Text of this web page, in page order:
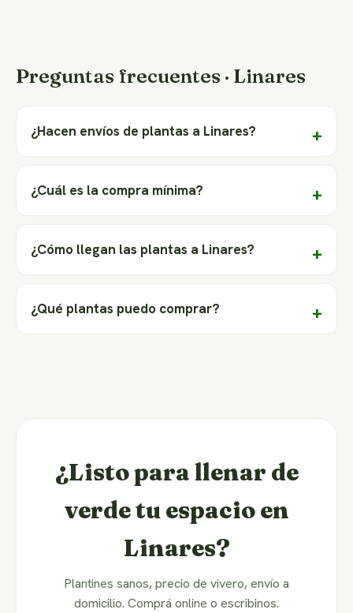
Preguntas frecuentes · Linares
¿Hacen envíos de plantas a Linares?
¿Cuál es la compra mínima?
¿Cómo llegan las plantas a Linares?
¿Qué plantas puedo comprar?
¿Listo para llenar de
verde tu espacio en
Linares?
Plantines sanos, precio de vivero, envío a
domicilio. Comprá online o escribinos.